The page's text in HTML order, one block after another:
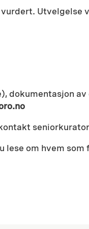
dokumentasjon
lese om hvem